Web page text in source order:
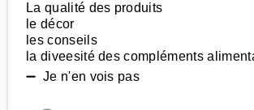
La qualité des produits
le décor
les conseils
la diveesité des compléments
➖ Je n'en vois pas